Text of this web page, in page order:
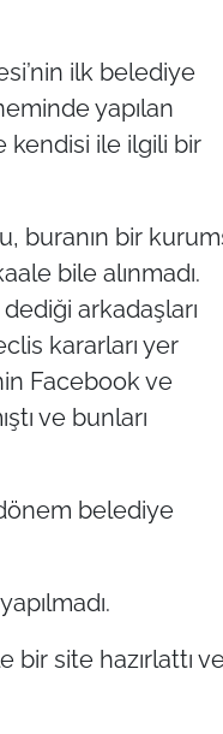
ilk belediye
yapılan
kendisi ile ilgili bir
buranın bir
bile alınmadı.
arkadaşları
kararları yer
Facebook ve
ve bunları
belediye
site hazırlattı